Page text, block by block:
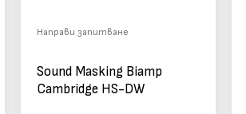
Направи запитване
Sound Masking Biamp
Cambridge HS-DW